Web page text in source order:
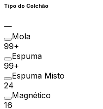
Tipo do Colchão
Mola
99+
Espuma
99+
Espuma Misto
24
Magnético
16